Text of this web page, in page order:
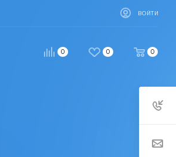
ВОЙТИ
0 0 0